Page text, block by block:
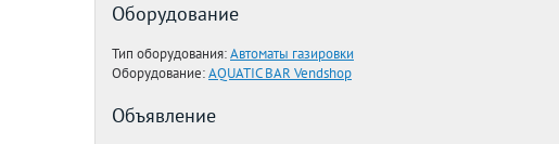
Оборудование
Тип оборудования:Автоматы газировки
Оборудование:AQUATIC BAR Vendshop
Объявление